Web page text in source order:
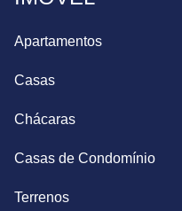
Apartamentos
Casas
Chácaras
Casas de Condomínio
Terrenos